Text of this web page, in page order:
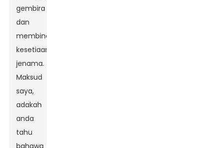
gembira
dan
membina
kesetiaan
jenama.
Maksud
saya,
adakah
anda
tahu
bahawa